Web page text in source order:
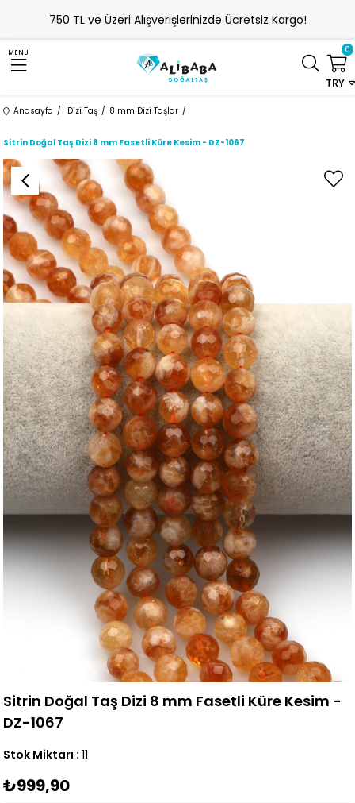
750 TL ve Üzeri Alışverişlerinizde Ücretsiz Kargo!
MENU
TRY
0
Anasayfa Dizi Taş 8 mm Dizi Taşlar
Sitrin Doğal Taş Dizi 8 mm Fasetli Küre Kesim - DZ-1067
Sitrin Doğal Taş Dizi 8 mm Fasetli Küre Kesim -
DZ-1067
Stok Miktarı : 11
₺999,90